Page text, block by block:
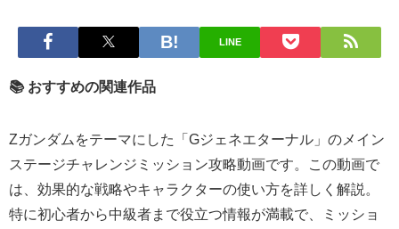
LINE
📚 おすすめの関連作品
Zガンダムをテーマにした「Gジェネエターナル」のメイン
ステージチャレンジミッション攻略動画です。この動画で
は、効果的な戦略やキャラクターの使い方を詳しく解説。
特に初心者から中級者まで役立つ情報が満載で、ミッショ